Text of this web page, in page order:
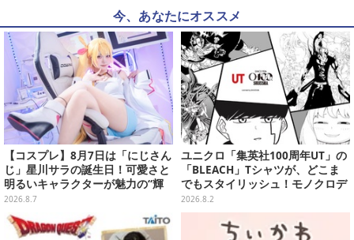
今、あなたにオススメ
【コスプレ】8月7日は「にじさん
じ」星川サラの誕生日！可愛さと
明るいキャラクターが魅力の“輝
く一番星”な美女レイヤーまとめ
【写真40枚】
2026.8.7
ユニクロ「集英社100周年UT」の
「BLEACH」Tシャツが、どこま
でもスタイリッシュ！モノクロデ
ザインもクール
2026.8.2